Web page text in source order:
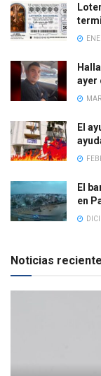
ayer
El
El
en
Noticias